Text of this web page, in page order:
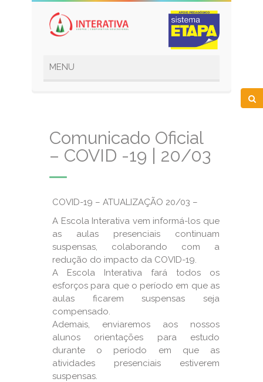
Comunicado Oficial
– COVID -19 | 20/03
COVID-19 – ATUALIZAÇÃO 20/03 –
A Escola Interativa vem informá-los que
as aulas presenciais continuam
suspensas, colaborando com a
redução do impacto da COVID-19.
A Escola Interativa fará todos os
esforços para que o período em que as
aulas ficarem suspensas seja
compensado.
Ademais, enviaremos aos nossos
alunos orientações para estudo
durante o período em que as
atividades presenciais estiverem
suspensas.